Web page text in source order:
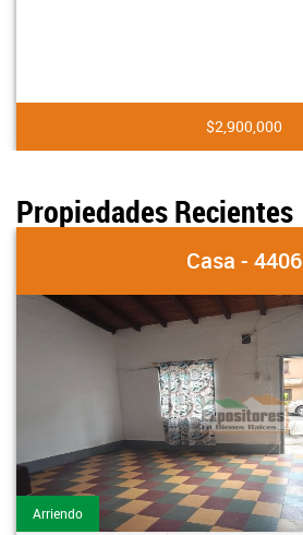
$2,900,000
Propiedades Recientes
Casa - 4406
Arriendo